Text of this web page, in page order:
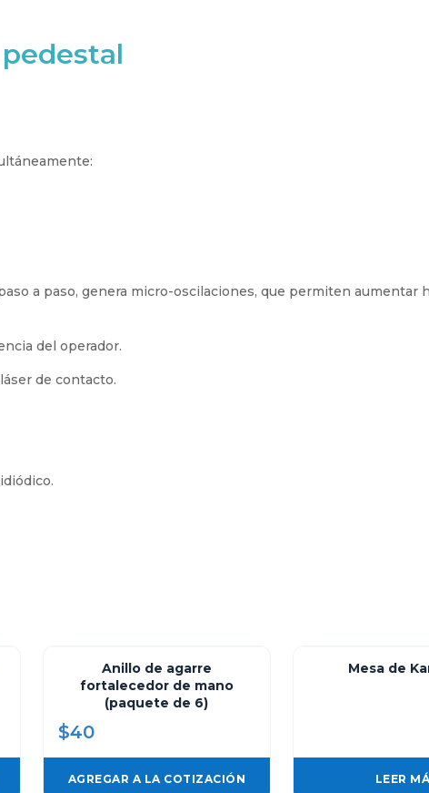
a paso, genera micro-oscilaciones, que permiten aumentar
del operador.
de contacto.
Anillo de agarre
fortalecedor de mano
(paquete de 6)
$40
AGREGAR A LA COTIZACIÓN
Mesa de
LEER